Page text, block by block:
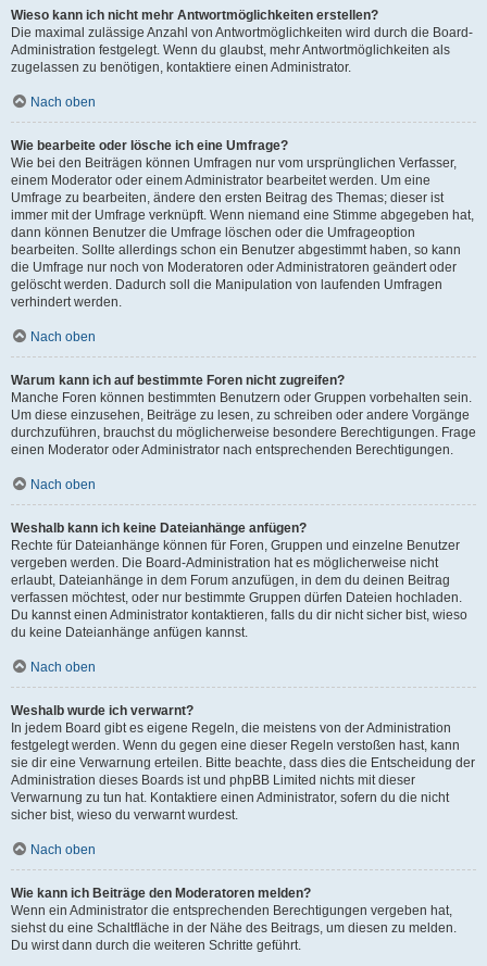
Wieso kann ich nicht mehr Antwortmöglichkeiten erstellen?
Die maximal zulässige Anzahl von Antwortmöglichkeiten wird durch die Board-
Administration festgelegt. Wenn du glaubst, mehr Antwortmöglichkeiten als
zugelassen zu benötigen, kontaktiere einen Administrator.
Nach oben
Wie bearbeite oder lösche ich eine Umfrage?
Wie bei den Beiträgen können Umfragen nur vom ursprünglichen Verfasser,
einem Moderator oder einem Administrator bearbeitet werden. Um eine
Umfrage zu bearbeiten, ändere den ersten Beitrag des Themas; dieser ist
immer mit der Umfrage verknüpft. Wenn niemand eine Stimme abgegeben hat,
dann können Benutzer die Umfrage löschen oder die Umfrageoption
bearbeiten. Sollte allerdings schon ein Benutzer abgestimmt haben, so kann
die Umfrage nur noch von Moderatoren oder Administratoren geändert oder
gelöscht werden. Dadurch soll die Manipulation von laufenden Umfragen
verhindert werden.
Nach oben
Warum kann ich auf bestimmte Foren nicht zugreifen?
Manche Foren können bestimmten Benutzern oder Gruppen vorbehalten sein.
Um diese einzusehen, Beiträge zu lesen, zu schreiben oder andere Vorgänge
durchzuführen, brauchst du möglicherweise besondere Berechtigungen. Frage
einen Moderator oder Administrator nach entsprechenden Berechtigungen.
Nach oben
Weshalb kann ich keine Dateianhänge anfügen?
Rechte für Dateianhänge können für Foren, Gruppen und einzelne Benutzer
vergeben werden. Die Board-Administration hat es möglicherweise nicht
erlaubt, Dateianhänge in dem Forum anzufügen, in dem du deinen Beitrag
verfassen möchtest, oder nur bestimmte Gruppen dürfen Dateien hochladen.
Du kannst einen Administrator kontaktieren, falls du dir nicht sicher bist, wieso
du keine Dateianhänge anfügen kannst.
Nach oben
Weshalb wurde ich verwarnt?
In jedem Board gibt es eigene Regeln, die meistens von der Administration
festgelegt werden. Wenn du gegen eine dieser Regeln verstoßen hast, kann
sie dir eine Verwarnung erteilen. Bitte beachte, dass dies die Entscheidung der
Administration dieses Boards ist und phpBB Limited nichts mit dieser
Verwarnung zu tun hat. Kontaktiere einen Administrator, sofern du die nicht
sicher bist, wieso du verwarnt wurdest.
Nach oben
Wie kann ich Beiträge den Moderatoren melden?
Wenn ein Administrator die entsprechenden Berechtigungen vergeben hat,
siehst du eine Schaltfläche in der Nähe des Beitrags, um diesen zu melden.
Du wirst dann durch die weiteren Schritte geführt.